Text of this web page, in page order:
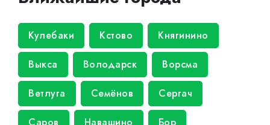
Кулебаки Кстово Княгинино
Выкса Володарск Ворсма
Ветлуга Семёнов Сергач